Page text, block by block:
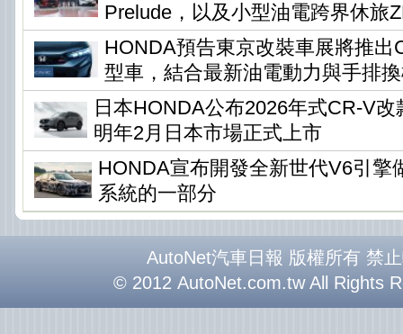
Prelude，以及小型油電跨界休旅
HONDA預告東京改裝車展將推出
型車，結合最新油電動力與手排
日本HONDA公布2026年式CR-V
明年2月日本市場正式上市
HONDA宣布開發全新世代V6引擎
系統的一部分
AutoNet汽車日報 版權所有 禁
© 2012 AutoNet.com.tw All Rights